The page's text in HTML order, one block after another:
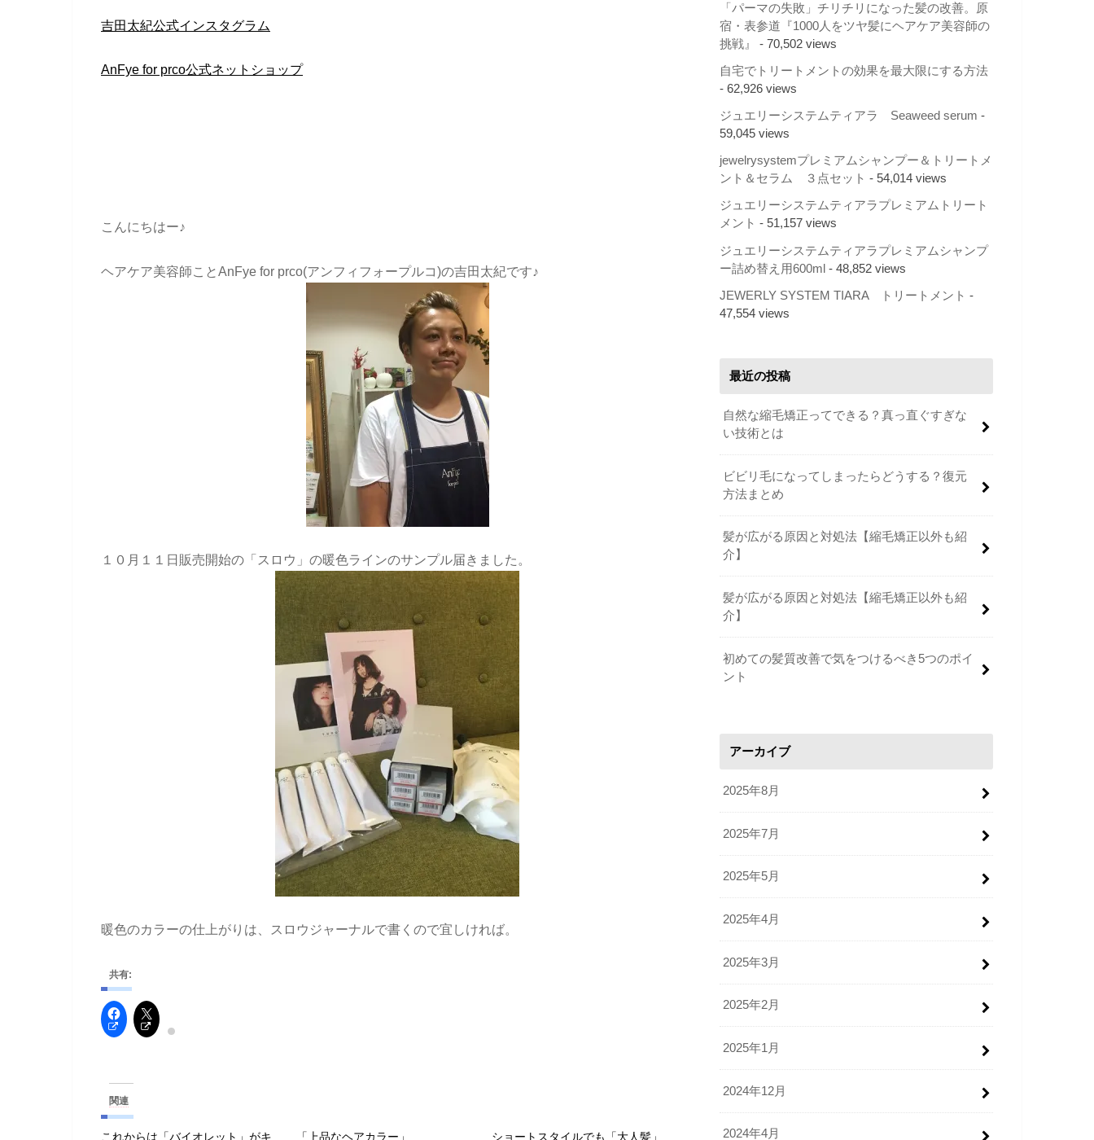
吉田太紀公式インスタグラム
AnFye for prco公式ネットショップ
こんにちはー♪
ヘアケア美容師ことAnFye for prco(アンフィフォープルコ)の吉田太紀です♪
１０月１１日販売開始の「スロウ」の暖色ラインのサンプル届きました。
暖色のカラーの仕上がりは、スロウジャーナルで書くので宜しければ。
共有:
関連
これからは「バイオレット」がキ 「上品なヘアカラー」 ショートスタイルでも「大人髪」
「パーマの失敗」チリチリになった髪の改善。原
宿・表参道『1000人をツヤ髪にヘアケア美容師の
挑戦』
- 70,502 views
自宅でトリートメントの効果を最大限にする方法
- 62,926 views
ジュエリーシステムティアラ Seaweed serum -
59,045 views
jewelrysystemプレミアムシャンプー＆トリートメ
ント＆セラム ３点セット - 54,014 views
ジュエリーシステムティアラプレミアムトリート
メント - 51,157 views
ジュエリーシステムティアラプレミアムシャンプ
ー詰め替え用600ml - 48,852 views
JEWERLY SYSTEM TIARA トリートメント -
47,554 views
最近の投稿
自然な縮毛矯正ってできる？真っ直ぐすぎな
い技術とは
ビビリ毛になってしまったらどうする？復元
方法まとめ
髪が広がる原因と対処法【縮毛矯正以外も紹
介】
髪が広がる原因と対処法【縮毛矯正以外も紹
介】
初めての髪質改善で気をつけるべき5つのポイ
ント
アーカイブ
2025年8月
2025年7月
2025年5月
2025年4月
2025年3月
2025年2月
2025年1月
2024年12月
2024年4月